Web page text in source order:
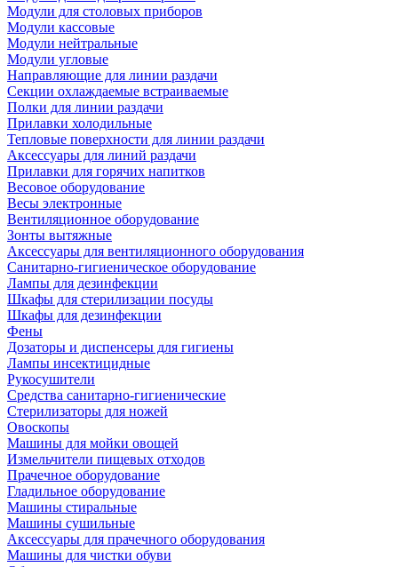
Модули для столовых приборов
Модули кассовые
Модули нейтральные
Модули угловые
Направляющие для линии раздачи
Секции охлаждаемые встраиваемые
Полки для линии раздачи
Прилавки холодильные
Тепловые поверхности для линии раздачи
Аксессуары для линий раздачи
Прилавки для горячих напитков
Весовое оборудование
Весы электронные
Вентиляционное оборудование
Зонты вытяжные
Аксессуары для вентиляционного оборудования
Санитарно-гигиеническое оборудование
Лампы для дезинфекции
Шкафы для стерилизации посуды
Шкафы для дезинфекции
Фены
Дозаторы и диспенсеры для гигиены
Лампы инсектицидные
Рукосушители
Средства санитарно-гигиенические
Стерилизаторы для ножей
Овоскопы
Машины для мойки овощей
Измельчители пищевых отходов
Прачечное оборудование
Гладильное оборудование
Машины стиральные
Машины сушильные
Аксессуары для прачечного оборудования
Машины для чистки обуви